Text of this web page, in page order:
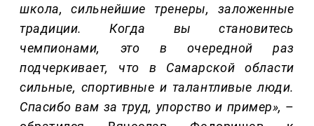
школа, сильнейшие тренеры, заложенные
традиции. Когда вы становитесь
чемпионами, это в очередной раз
подчеркивает, что в Самарской области
сильные, спортивные и талантливые люди.
Спасибо вам за труд, упорство и пример», –